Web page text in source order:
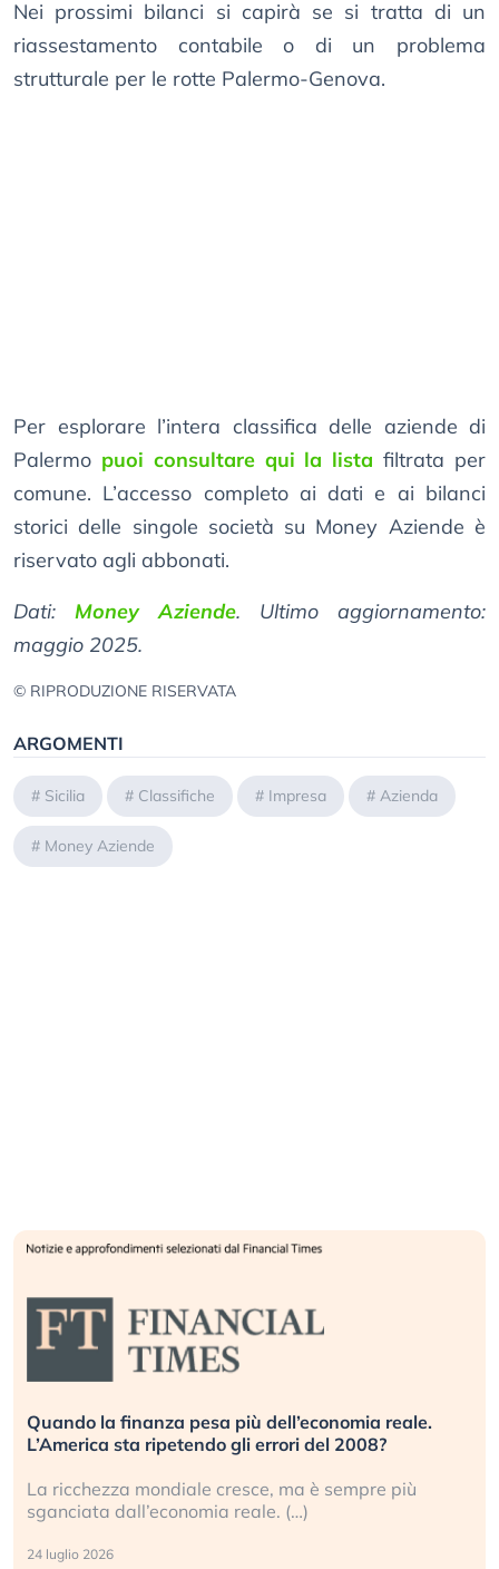
Nei prossimi bilanci si capirà se si tratta di un
riassestamento contabile o di un problema
strutturale per le rotte Palermo-Genova.
Per esplorare l’intera classifica delle aziende di
Palermo puoi consultare qui la lista filtrata per
comune. L’accesso completo ai dati e ai bilanci
storici delle singole società su Money Aziende è
riservato agli abbonati.
Dati: Money Aziende. Ultimo aggiornamento:
maggio 2025.
© RIPRODUZIONE RISERVATA
ARGOMENTI
# Sicilia # Classifiche # Impresa # Azienda
# Money Aziende
Quando la finanza pesa più dell’economia reale.
L’America sta ripetendo gli errori del 2008?
La ricchezza mondiale cresce, ma è sempre più
sganciata dall’economia reale. (…)
24 luglio 2026